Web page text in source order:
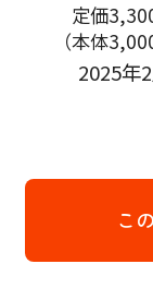
定価
（本体
2025年
こ